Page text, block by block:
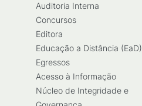
Auditoria Interna
Concursos
Editora
Educação a Distância (EaD)
Egressos
Acesso à Informação
Núcleo de Integridade e